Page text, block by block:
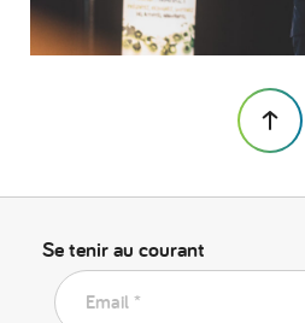
Se tenir au courant
Email *